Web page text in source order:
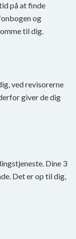
på at finde
og
til dig.
ved revisorerne
giver de dig
Dine 3
Det er op til dig,